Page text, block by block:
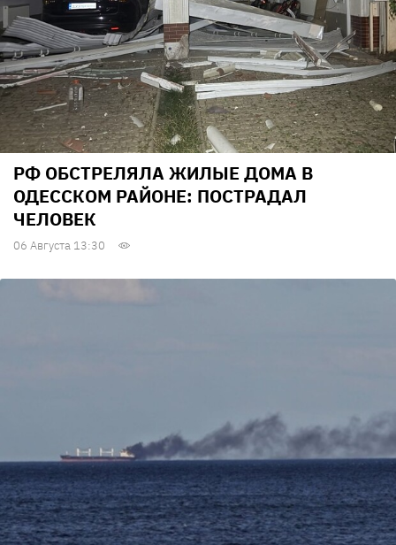
РФ ОБСТРЕЛЯЛА ЖИЛЫЕ ДОМА В
ОДЕССКОМ РАЙОНЕ: ПОСТРАДАЛ
ЧЕЛОВЕК
06 Августа 13:30